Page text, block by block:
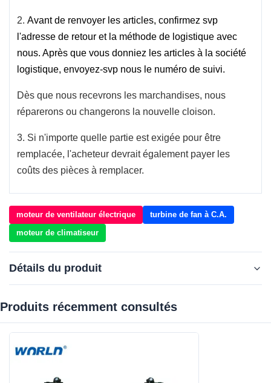
2. Avant de renvoyer les articles, confirmez svp
l'adresse de retour et la méthode de logistique avec
nous. Après que vous donniez les articles à la société
logistique, envoyez-svp nous le numéro de suivi.
Dès que nous recevrons les marchandises, nous
réparerons ou changerons la nouvelle cloison.
3. Si n'importe quelle partie est exigée pour être
remplacée, l'acheteur devrait également payer les
coûts des pièces à remplacer.
moteur de ventilateur électrique
turbine de fan à C.A.
moteur de climatiseur
Détails du produit
OE NO.:: 0018308708/0130063514/8EW009158-071
Car Model:: pour BENZ/ACTROS/FOTON GLT/BENZ V3
Produits récemment consultés‌